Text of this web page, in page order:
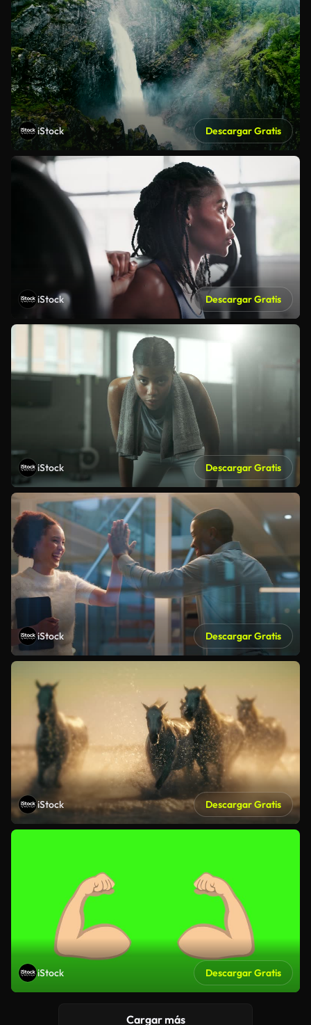
iStock Descargar Gratis
iStock Descargar Gratis
iStock Descargar Gratis
iStock Descargar Gratis
iStock Descargar Gratis
iStock Descargar Gratis
Cargar más